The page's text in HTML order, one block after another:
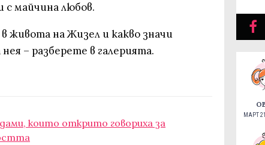
с майчина любов.
живота на Жизел и какво значи
– разберете в галерията.
които открито говориха за
МАРТ